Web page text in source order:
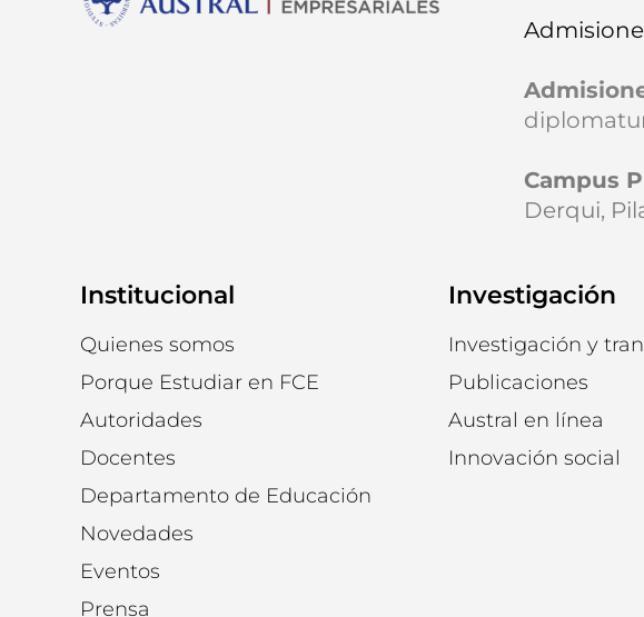
Campus
Derqui,
Institucional
Quienes somos
Porque Estudiar en FCE
Autoridades
Docentes
Departamento de Educación
Novedades
Eventos
Prensa
Investigación
Investigación y
Publicaciones
Austral en línea
Innovación social